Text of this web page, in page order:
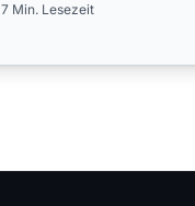
7 Min. Lesezeit